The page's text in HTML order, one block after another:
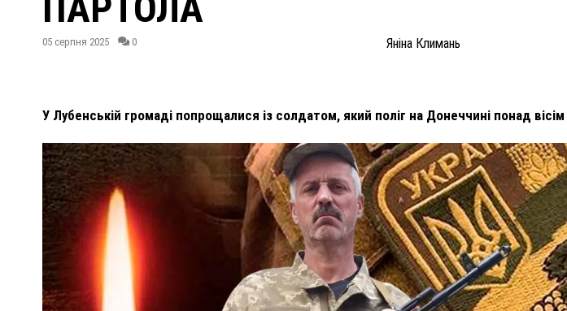
05 серпня 2025 0 Яніна Климань
У Лубенській громаді попрощалися із солдатом, який поліг на Донеччині понад вісім